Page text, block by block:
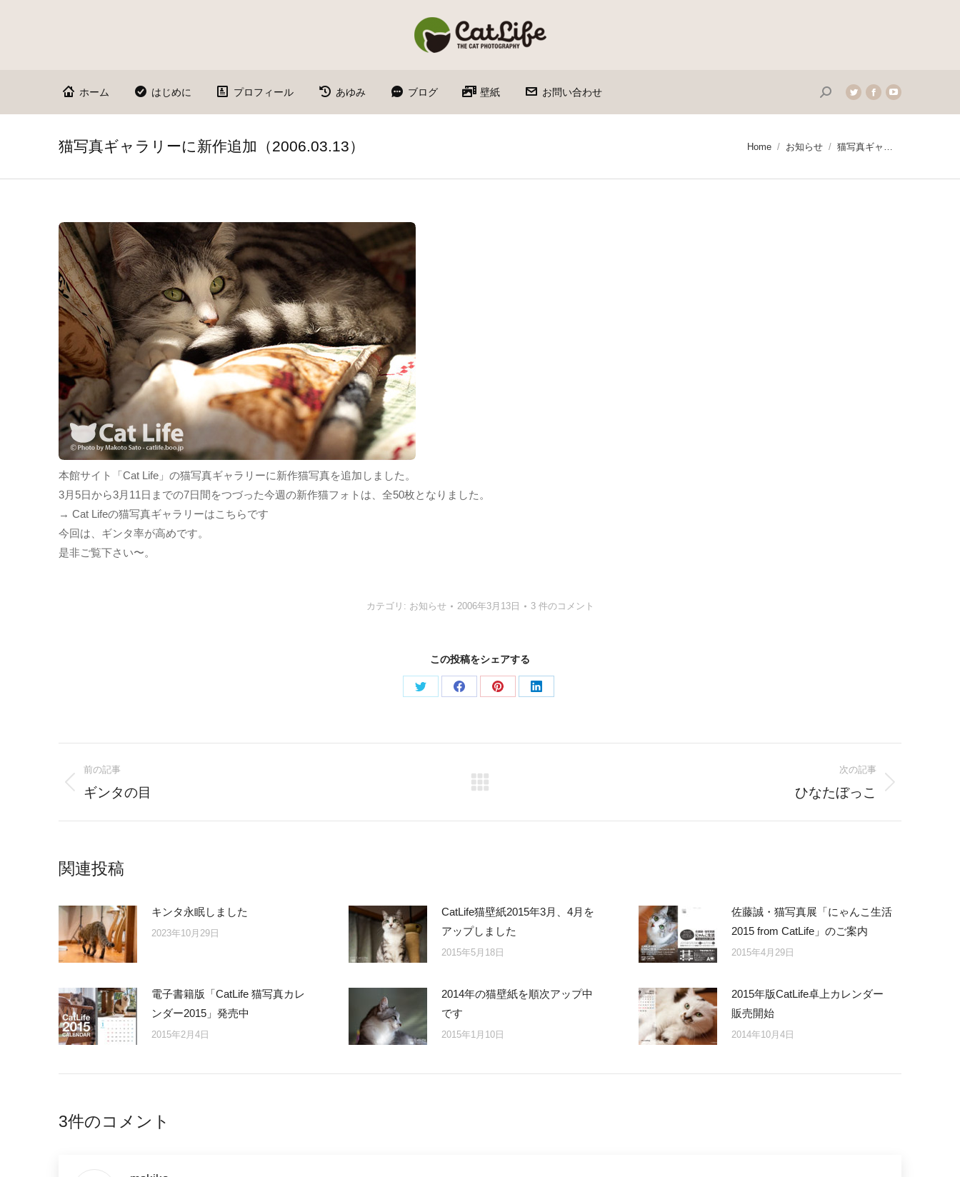
ホーム はじめに プロフィール あゆみ ブログ 壁紙 お問い合わせ Search:Twitter
page
in
window
Facebook
page
in
window
YouTube
page
window
猫写真ギャラリーに新作追加（2006.03.13） You are here:
Home お知らせ 猫写真ギャ…
本館サイト「Cat Life」の猫写真ギャラリーに新作猫写真を追加しました。
3月5日から3月11日までの7日間をつづった今週の新作猫フォトは、全50枚となりました。
→ Cat Lifeの猫写真ギャラリーはこちらです
今回は、ギンタ率が高めです。
是非ご覧下さい〜。
カテゴリ: お知らせ 2006年3月13日 3 件のコメント
この投稿をシェアする
Share
Share
Share
Share
navigation
前の記事
Previous
ギンタの目
次の記事
ひなたぼっこ
関連投稿
キンタ永眠しました
2023年10月29日
CatLife猫壁紙2015年3月、4月を
アップしました
2015年5月18日
佐藤誠・猫写真展「にゃんこ生活
2015 from CatLife」のご案内
2015年4月29日
電子書籍版「CatLife 猫写真カレ
ンダー2015」発売中
2015年2月4日
2014年の猫壁紙を順次アップ中
です
2015年1月10日
2015年版CatLife卓上カレンダー
販売開始
2014年10月4日
3件のコメント